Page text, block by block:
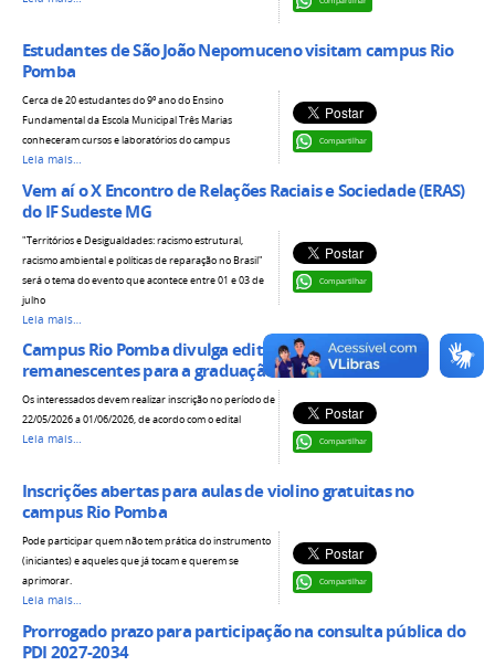
Estudantes de São João Nepomuceno visitam campus Rio
Pomba
Compartilhar
Cerca de 20 estudantes do 9º ano do Ensino
Fundamental da Escola Municipal Três Marias
conheceram cursos e laboratórios do campus
Leia mais…
Vem aí o X Encontro de Relações Raciais e Sociedade (ERAS)
do IF Sudeste MG
Compartilhar
"Territórios e Desigualdades: racismo estrutural,
racismo ambiental e políticas de reparação no Brasil"
será o tema do evento que acontece entre 01 e 03 de
julho
Leia mais…
Campus Rio Pomba divulga edital com vagas
remanescentes para a graduação
Compartilhar
Os interessados devem realizar inscrição no período de
22/05/2026 a 01/06/2026, de acordo com o edital
Leia mais…
Inscrições abertas para aulas de violino gratuitas no
campus Rio Pomba
Compartilhar
Pode participar quem não tem prática do instrumento
(iniciantes) e aqueles que já tocam e querem se
aprimorar.
Leia mais…
Prorrogado prazo para participação na consulta pública do
PDI 2027-2034